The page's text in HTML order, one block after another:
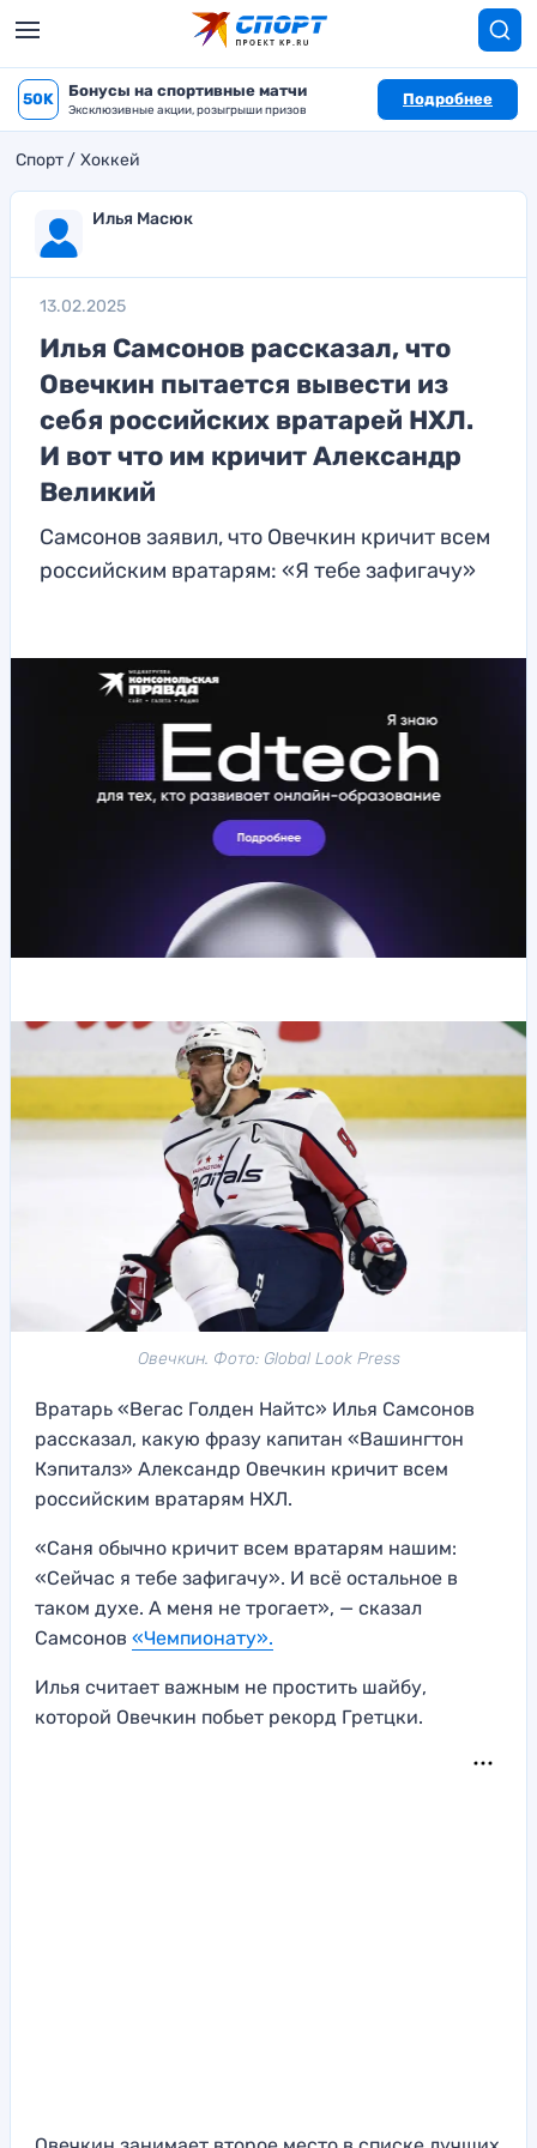
50K Бонусы на спортивные матчи
Эксклюзивные акции, розыгрыши призов
Подробнее
Спорт Хоккей
Илья Масюк
13.02.2025
Илья Самсонов рассказал, что
Овечкин пытается вывести из
себя российских вратарей НХЛ.
И вот что им кричит Александр
Великий
Самсонов заявил, что Овечкин кричит всем
российским вратарям: «Я тебе зафигачу»
Овечкин. Фото: Global Look Press
Вратарь «Вегас Голден Найтс» Илья Самсонов
рассказал, какую фразу капитан «Вашингтон
Кэпиталз» Александр Овечкин кричит всем
российским вратарям НХЛ.
«Саня обычно кричит всем вратарям нашим:
«Сейчас я тебе зафигачу». И всё остальное в
таком духе. А меня не трогает», — сказал
Самсонов «Чемпионату».
Илья считает важным не простить шайбу,
которой Овечкин побьет рекорд Гретцки.